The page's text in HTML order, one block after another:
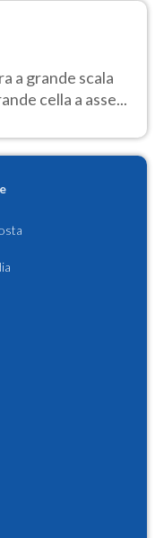
a grande scala
cella a asse...